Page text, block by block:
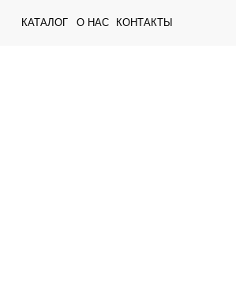
КАТАЛОГ О НАС КОНТАКТЫ